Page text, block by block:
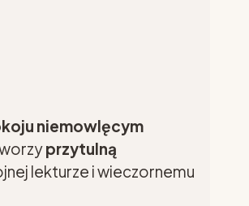
niemowlęcym
przytulną
lekturze i wieczornemu